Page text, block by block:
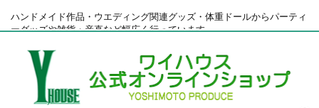
ハンドメイド作品・ウエディング関連グッズ・体重ドールからパーティ
ーグッズや雑貨・産直など幅広く行っています